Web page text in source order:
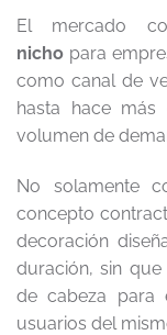
El mercado
nicho para
como canal de
hasta hace
volumen de
No solamente
concepto
decoración
duración, sin
de cabeza para
usuarios del